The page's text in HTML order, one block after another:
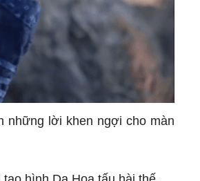
những lời khen ngợi cho màn